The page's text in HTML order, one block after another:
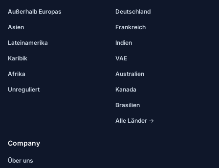
Außerhalb Europas
Asien
Lateinamerika
Karibik
Afrika
Unreguliert
Deutschland
Frankreich
Indien
VAE
Australien
Kanada
Brasilien
Alle Länder →
Company
Über uns